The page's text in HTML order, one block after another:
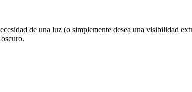
de una luz (o simplemente desea una visibilidad